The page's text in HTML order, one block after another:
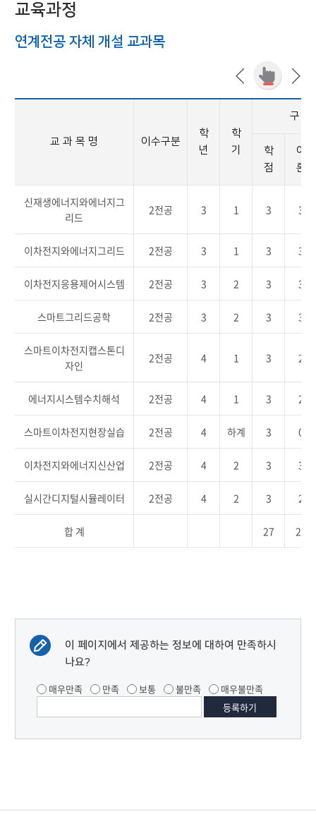
교육과정
연계전공 자체 개설 교과목
교 과 목 명 이수구분
학
년
학
기
구 성
학
점
이
론
신재생에너지와에너지그
리드
2전공 3 1 3 3
이차전지와에너지그리드 2전공 3 1 3 3
이차전지응용제어시스템 2전공 3 2 3 3
스마트그리드공학 2전공 3 2 3 3
스마트이차전지캡스톤디
자인
2전공 4 1 3 2
에너지시스템수치해석 2전공 4 1 3 2
스마트이차전지현장실습 2전공 4 하계 3 0
이차전지와에너지신산업 2전공 4 2 3 3
실시간디지털시뮬레이터 2전공 4 2 3 2
합 계 27 21
이 페이지에서 제공하는 정보에 대하여 만족하시
나요?
매우만족 만족 보통 불만족 매우불만족